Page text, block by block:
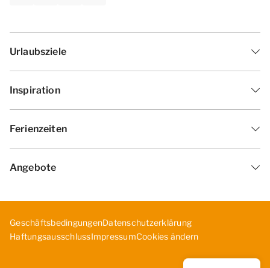
Urlaubsziele
Inspiration
Ferienzeiten
Angebote
GeschäftsbedingungenDatenschutzerklärung
Haf­tun­gsa­uss­chl­ussImpressumCookies ändern